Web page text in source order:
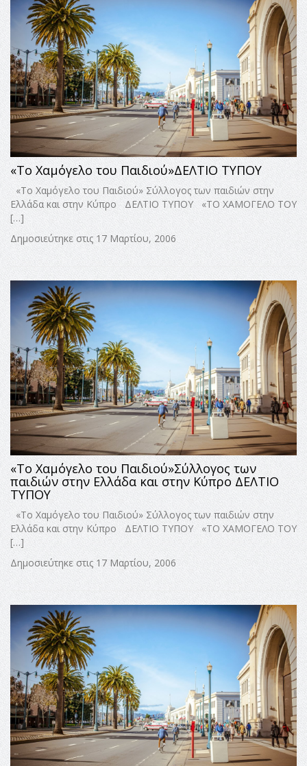
«Το Χαμόγελο του Παιδιού»ΔΕΛΤΙΟ ΤΥΠΟΥ
«Το Χαμόγελο του Παιδιού» Σύλλογος των παιδιών στην
Ελλάδα και στην Κύπρο ΔΕΛΤΙΟ ΤΥΠΟΥ «ΤΟ ΧΑΜΟΓΕΛΟ ΤΟΥ
[…]
Δημοσιεύτηκε στις 17 Μαρτίου, 2006
«Το Χαμόγελο του Παιδιού»Σύλλογος των
παιδιών στην Ελλάδα και στην Κύπρο ΔΕΛΤΙΟ
ΤΥΠΟΥ
«Το Χαμόγελο του Παιδιού» Σύλλογος των παιδιών στην
Ελλάδα και στην Κύπρο ΔΕΛΤΙΟ ΤΥΠΟΥ «ΤΟ ΧΑΜΟΓΕΛΟ ΤΟΥ
[…]
Δημοσιεύτηκε στις 17 Μαρτίου, 2006